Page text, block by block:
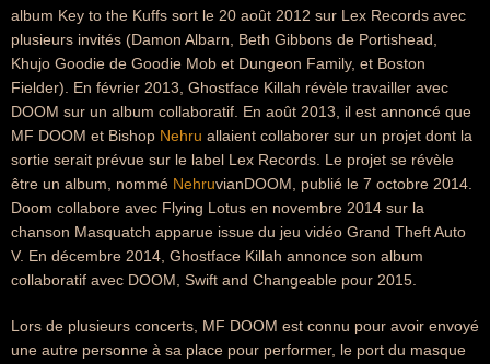
album Key to the Kuffs sort le 20 août 2012 sur Lex Records avec
plusieurs invités (Damon Albarn, Beth Gibbons de Portishead,
Khujo Goodie de Goodie Mob et Dungeon Family, et Boston
Fielder). En février 2013, Ghostface Killah révèle travailler avec
DOOM sur un album collaboratif. En août 2013, il est annoncé que
MF DOOM et Bishop Nehru allaient collaborer sur un projet dont la
sortie serait prévue sur le label Lex Records. Le projet se révèle
être un album, nommé NehruvianDOOM, publié le 7 octobre 2014.
Doom collabore avec Flying Lotus en novembre 2014 sur la
chanson Masquatch apparue issue du jeu vidéo Grand Theft Auto
V. En décembre 2014, Ghostface Killah annonce son album
collaboratif avec DOOM, Swift and Changeable pour 2015.
Lors de plusieurs concerts, MF DOOM est connu pour avoir envoyé
une autre personne à sa place pour performer, le port du masque